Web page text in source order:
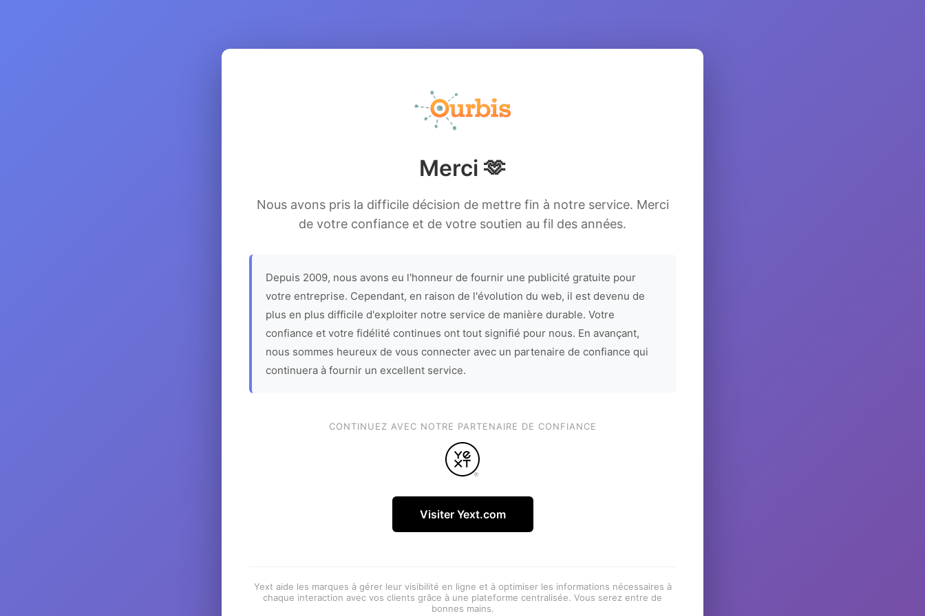
Merci 🫶
Nous avons pris la difficile décision de mettre fin à notre service. Merci
de votre confiance et de votre soutien au fil des années.
Depuis 2009, nous avons eu l'honneur de fournir une publicité gratuite pour
votre entreprise. Cependant, en raison de l'évolution du web, il est devenu de
plus en plus difficile d'exploiter notre service de manière durable. Votre
confiance et votre fidélité continues ont tout signifié pour nous. En avançant,
nous sommes heureux de vous connecter avec un partenaire de confiance qui
continuera à fournir un excellent service.
CONTINUEZ AVEC NOTRE PARTENAIRE DE CONFIANCE
Visiter Yext.com
Yext aide les marques à gérer leur visibilité en ligne et à optimiser les informations nécessaires à
chaque interaction avec vos clients grâce à une plateforme centralisée. Vous serez entre de
bonnes mains.